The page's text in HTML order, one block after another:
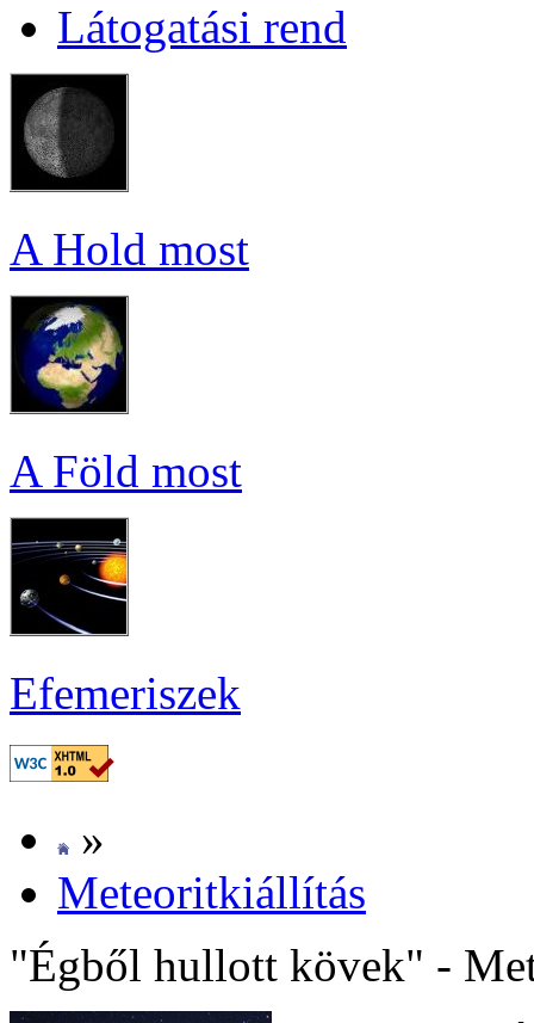
Lá­to­ga­tá­si rend
A Hold most
A Föld most
Efe­me­ri­szek
»
Me­te­o­rit­ki­ál­lí­tás
"Ég­ből hul­lott kö­vek" -